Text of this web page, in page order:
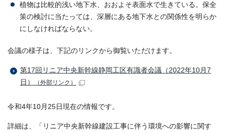
植物は比較的浅い地下水、おおよそ表面水で生きている。保全
策の検討に当たっては、深層にある地下水との関係性を明らか
にしなければならない。
会議の様子は、下記のリンクから御覧いただけます。
第17回リニア中央新幹線静岡工区有識者会議（2022年10月7
日）
（外部リンク）
令和4年10月25日現在の情報です。
詳細は、「リニア中央新幹線建設工事に伴う環境への影響に関す